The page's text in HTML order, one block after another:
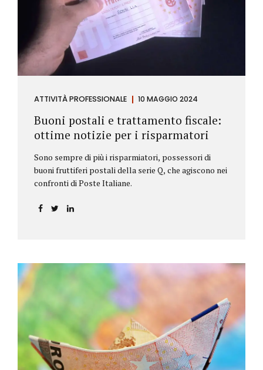
ATTIVITÀ PROFESSIONALE 10 MAGGIO 2024
Buoni postali e trattamento fiscale:
ottime notizie per i risparmatori
Sono sempre di più i risparmiatori, possessori di
buoni fruttiferi postali della serie Q, che agiscono nei
confronti di Poste Italiane.